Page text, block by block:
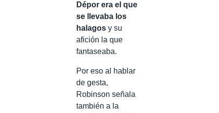
Dépor era el que
se llevaba los
halagos y su
afición la que
fantaseaba.
Por eso al hablar
de gesta,
Robinson señala
también a la